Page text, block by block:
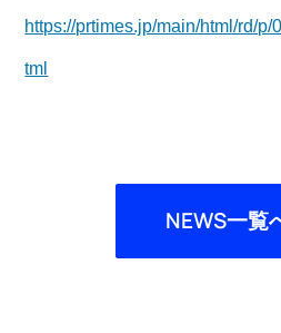
https://prtimes.jp/main/html/rd/
tml
NEWS一覧